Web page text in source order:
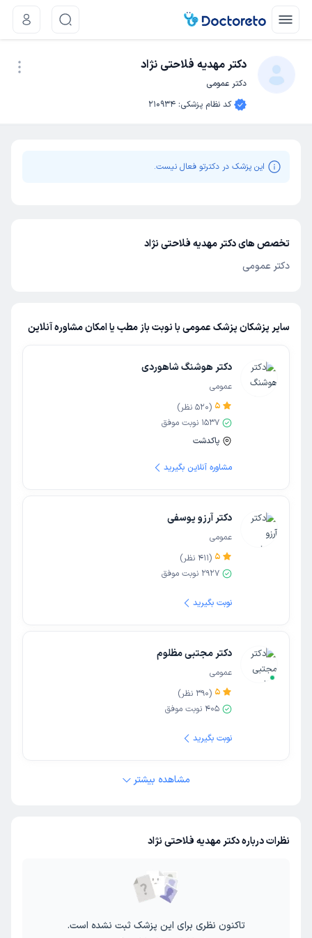
دکتر مهدیه فلاحتی نژاد
دکتر عمومی
کد نظام پزشکی:
210934
این پزشک در دکترتو فعال نیست.
تخصص های دکتر مهدیه فلاحتی نژاد
دکتر عمومی
سایر پزشکان پزشک عمومی با نوبت باز مطب یا امکان مشاوره آنلاین
دکتر هوشنگ شاهوردی
عمومی
5
(
520 نظر)
1537 نوبت موفق
پاکدشت
مشاوره آنلاین بگیرید
دکتر آرزو یوسفی
عمومی
5
(
411 نظر)
2927 نوبت موفق
نوبت بگیرید
دکتر مجتبی مظلوم
عمومی
5
(
390 نظر)
405 نوبت موفق
نوبت بگیرید
مشاهده بیشتر
نظرات درباره دکتر مهدیه فلاحتی نژاد
تاکنون نظری برای این پزشک ثبت نشده است.